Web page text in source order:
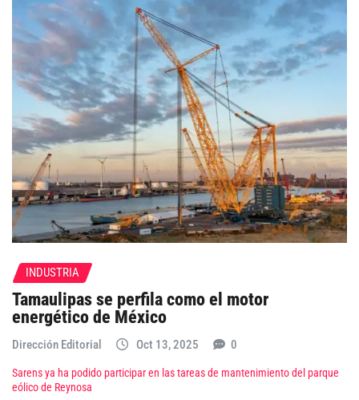
INDUSTRIA
Tamaulipas se perfila como el motor
energético de México
Dirección Editorial Oct 13, 2025 0
Sarens ya ha podido participar en las tareas de mantenimiento del parque
eólico de Reynosa